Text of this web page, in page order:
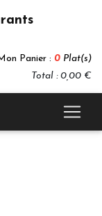
Panier : 0 Plat(s)
Total : 0,00 €